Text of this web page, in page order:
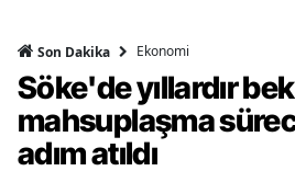
Son Dakika Ekonomi
Söke'de yıllardır
mahsuplaşma
adım atıldı